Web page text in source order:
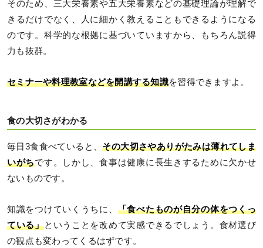
そのため、三大栄養素や五大栄養素などの基礎理論が理解で
きるだけでなく、人に細かく教えることもできるようになる
のです。科学的な根拠に基づいていますから、もちろん説得
力も抜群。
セミナーや料理教室などを開講する知識を習得できますよ。
食の大切さがわかる
毎日3食食べていると、その大切さやありがたみは薄れてしま
いがちです。しかし、食事は健康に長生きするために欠かせ
ないものです。
知識をつけていくうちに、 「食べたものが自分の体をつくっ
ている」ということを改めて実感できるでしょう。食材選び
の観点も変わってくるはずです。